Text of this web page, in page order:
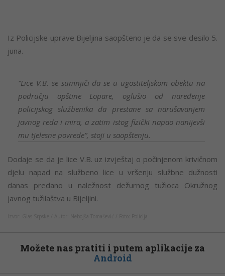
Iz Policijske uprave Bijeljina saopšteno je da se sve desilo 5.
juna.
“Lice V.B. se sumnjiči da se u ugostiteljskom obektu na
području opštine Lopare, oglušio od naređenje
policijskog službenika da prestane sa narušavanjem
javnog reda i mira, a zatim istog fizički napao nanijevši
mu tjelesne povrede”, stoji u saopštenju.
Dodaje se da je lice V.B. uz izvještaj o počinjenom krivičnom
djelu napad na službeno lice u vršenju službne dužnosti
danas predano u naležnost dežurnog tužioca Okružnog
javnog tužilaštva u Bijeljini.
Možete nas pratiti i putem aplikacije za
Android